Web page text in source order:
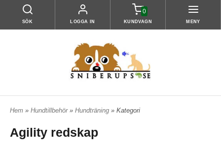
SÖK LOGGA IN
0
KUNDVAGN MENY
Hem » Hundtillbehör » Hundträning » Kategori
Agility redskap